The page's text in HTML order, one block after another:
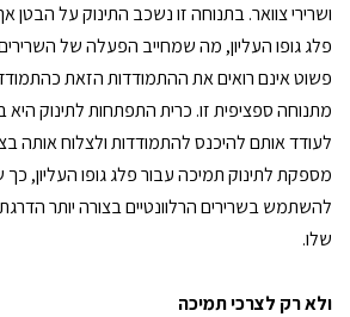
ושרירי צוואר. בתנוחה זו נשכב התינוק על הבטן
פלג גופו העליון, מה שמחייב הפעלה של
פשוט אינם רואים את ההתמודדות הזאת
מתנוחה ספציפית זו. כרית התפתחות לתינוק
לעודד אותם להיכנס להתמודדות ולצלוח אותה
מספקת לתינוק תמיכה עבור פלג גופו העליון,
להשתמש בשרירים הרלוונטיים בצורה יותר
שלו.
ולא רק לצרכי תמיכה